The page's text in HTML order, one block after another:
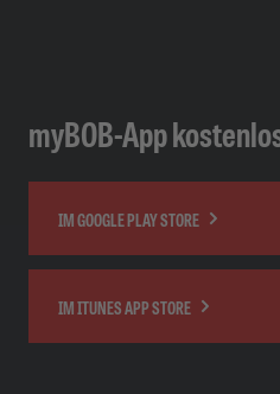
myBOB-App
IM GOOGLE PLAY STORE
IM ITUNES APP STORE